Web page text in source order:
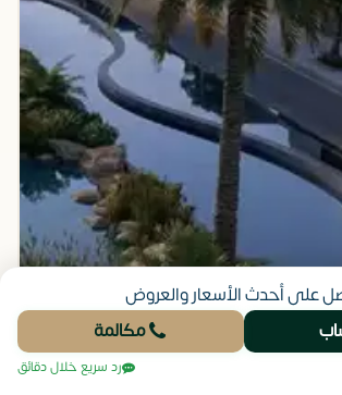
على أحدث الأسعار والعروض
مكالمة
رد سريع خلال دقائق